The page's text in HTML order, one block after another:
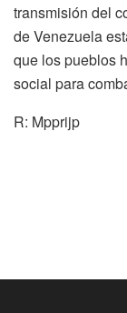
transmisión del
de Venezuela
que los pueblos
social para
R: Mpprijp